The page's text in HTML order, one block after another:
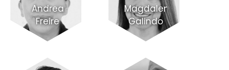
Andrea
Freire
Magdalena
Galindo